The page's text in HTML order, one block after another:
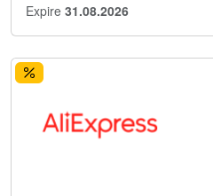
Expire 31.08.2026